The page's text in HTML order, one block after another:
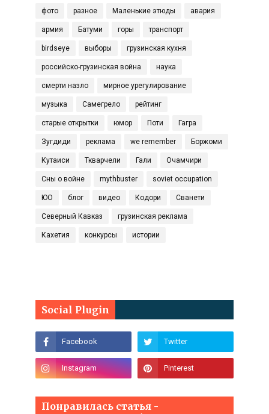
фото разное Маленькие этюды авария
армия Батуми горы транспорт
birdseye выборы грузинская кухня
российско-грузинская война наука
смерти назло мирное урегулирование
музыка Самегрело рейтинг
старые открытки юмор Поти Гагра
Зугдиди реклама we remember Боржоми
Кутаиси Ткварчели Гали Очамчири
Сны о войне mythbuster soviet occupation
ЮО блог видео Кодори Сванети
Северный Кавказ грузинская реклама
Кахетия конкурсы истории
Social Plugin
Понравилась статья -